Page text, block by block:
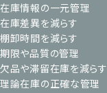
在庫情報の一元管理
在庫差異を減らす
棚卸時間を減らす
期限や品質の管理
欠品や滞留在庫を減らす
理論在庫の正確な管理